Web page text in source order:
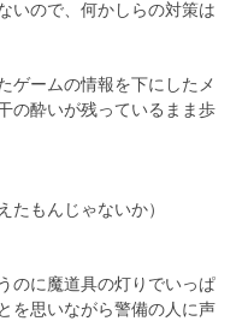
いので、何かしらの対策は
ゲームの情報を下にしたメ
の酔いが残っているまま歩
もんじゃないか）
のに魔道具の灯りでいっぱ
を思いながら警備の人に声